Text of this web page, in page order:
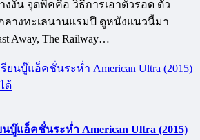
งงั้น จุดพีคคือ วิธีการเอาตัวรอด ตัว
างทะเลนานแรมปี ดูหนังแนวนี้มา
Away, The Railway…
บู๊แอ็คชั่นระห่ำ American Ultra (2015)